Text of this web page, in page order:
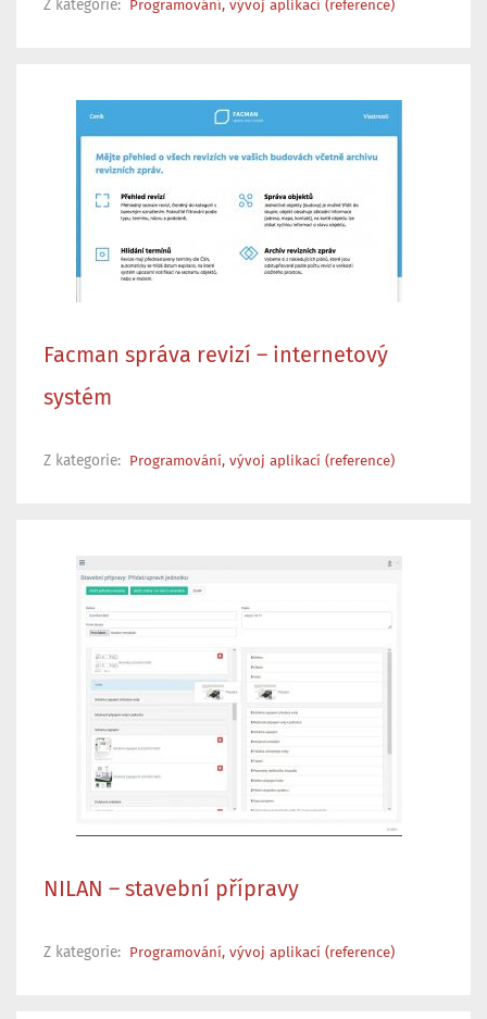
Z kategorie: Programování, vývoj aplikací (reference)
Facman správa revizí – internetový
systém
Z kategorie: Programování, vývoj aplikací (reference)
NILAN – stavební přípravy
Z kategorie: Programování, vývoj aplikací (reference)